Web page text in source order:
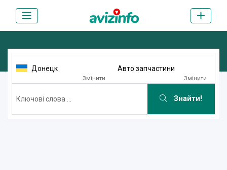
Донецк
Змінити
Авто запчастини
Змінити
Знайти!